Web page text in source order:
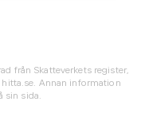
från Skatteverkets register,
hitta.se. Annan information
sin sida.